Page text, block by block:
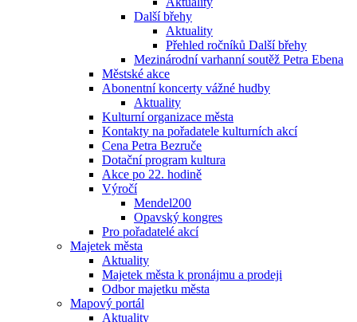
Další břehy
Aktuality
Přehled ročníků Další břehy
Mezinárodní varhanní soutěž Petra Ebena
Městské akce
Abonentní koncerty vážné hudby
Aktuality
Kulturní organizace města
Kontakty na pořadatele kulturních akcí
Cena Petra Bezruče
Dotační program kultura
Akce po 22. hodině
Výročí
Mendel200
Opavský kongres
Pro pořadatelé akcí
Majetek města
Aktuality
Majetek města k pronájmu a prodeji
Odbor majetku města
Mapový portál
Aktuality